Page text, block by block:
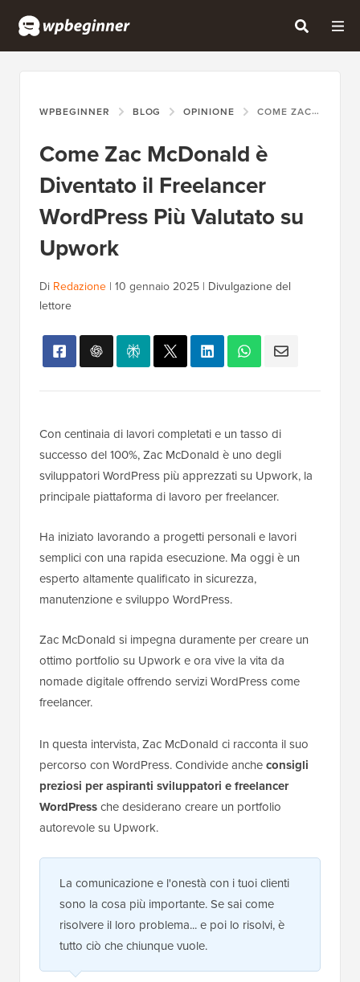
WPBEGINNER BLOG OPINIONE COME ZAC MCDONALD È DIVENTATO IL FREELANCER WORDPRESS PIÙ VALUTATO SU UPWORK
Come Zac McDonald è
Diventato il Freelancer
WordPress Più Valutato su
Upwork
Di Redazione | 10 gennaio 2025 | Divulgazione del
lettore
Con centinaia di lavori completati e un tasso di
successo del 100%, Zac McDonald è uno degli
sviluppatori WordPress più apprezzati su Upwork, la
principale piattaforma di lavoro per freelancer.
Ha iniziato lavorando a progetti personali e lavori
semplici con una rapida esecuzione. Ma oggi è un
esperto altamente qualificato in sicurezza,
manutenzione e sviluppo WordPress.
Zac McDonald si impegna duramente per creare un
ottimo portfolio su Upwork e ora vive la vita da
nomade digitale offrendo servizi WordPress come
freelancer.
In questa intervista, Zac McDonald ci racconta il suo
percorso con WordPress. Condivide ancheconsigli
preziosi per aspiranti sviluppatori e freelancer
WordPressche desiderano creare un portfolio
autorevole su Upwork.
La comunicazione e l'onestà con i tuoi clienti
sono la cosa più importante. Se sai come
risolvere il loro problema... e poi lo risolvi, è
tutto ciò che chiunque vuole.